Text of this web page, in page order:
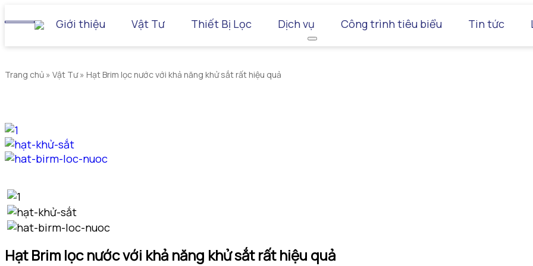
Giới thiệu Vật Tư Thiết Bị Lọc Dịch vụ Công trình tiêu biểu Tin tức
Trang chủ » Vật Tư» Hạt Brim lọc nước với khả năng khử sắt rất hiệu quả
Hạt Brim lọc nước với khả năng khử sắt rất hiệu quả